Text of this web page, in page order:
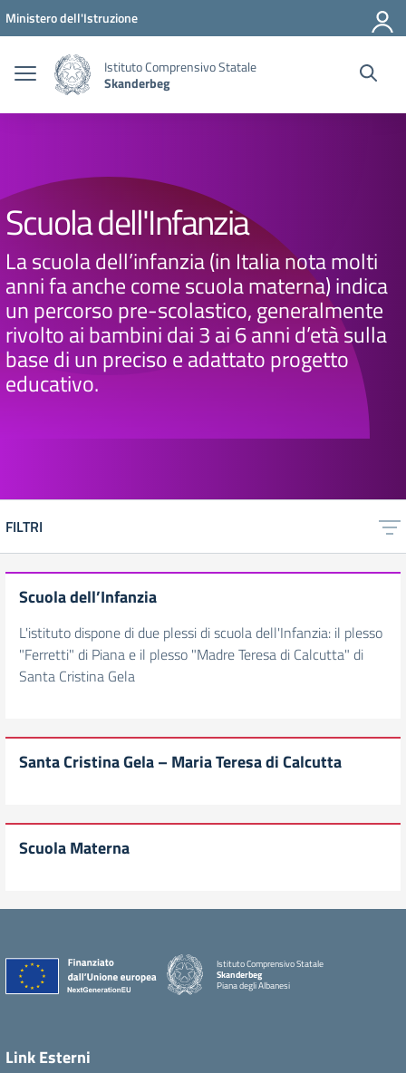
Vai ai contenuti
Vai al menu di navigazione
Vai al footer
Ministero dell'Istruzione
Istituto Comprensivo Statale
Skanderbeg
Scuola dell'Infanzia
La scuola dell’infanzia (in Italia nota molti
anni fa anche come scuola materna) indica
un percorso pre-scolastico, generalmente
rivolto ai bambini dai 3 ai 6 anni d’età sulla
base di un preciso e adattato progetto
educativo.
FILTRI
Scuola dell’Infanzia
L'istituto dispone di due plessi di scuola dell'Infanzia: il plesso
"Ferretti" di Piana e il plesso "Madre Teresa di Calcutta" di
Santa Cristina Gela
Santa Cristina Gela – Maria Teresa di Calcutta
Scuola Materna
Istituto Comprensivo Statale
Skanderbeg
Piana degli Albanesi
Link Esterni